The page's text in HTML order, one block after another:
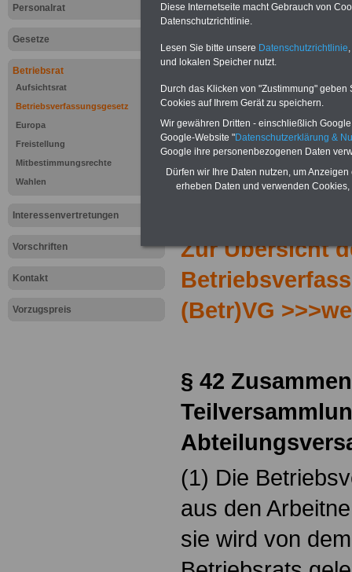
Personalrat
Gesetze
Betriebsrat
Aufsichtsrat
Betriebsverfassungsgesetz
Europa
Freistellung
Mitbestimmungsrechte
Wahlen
Interessenvertretungen
Vorschriften
Kontakt
Vorzugspreis
Zur Übersicht
(Betr)VG
§ 42
(1) Die
aus den
sie wird von
Diese Internetseite macht Gebrauch von
Datenschutzrichtlinie.
Lesen Sie bitte unsere Datenschutzrichtlinie
und lokalen Speicher nutzt.
Durch das Klicken von "Zustimmung"
Cookies auf Ihrem Gerät zu speichern.
Wir gewähren Dritten - einschließlich
Google-Website "Datenschutzerklärung &
Google ihre personenbezogenen Daten
Dürfen wir Ihre Daten nutzen, um
erheben Daten und verwenden